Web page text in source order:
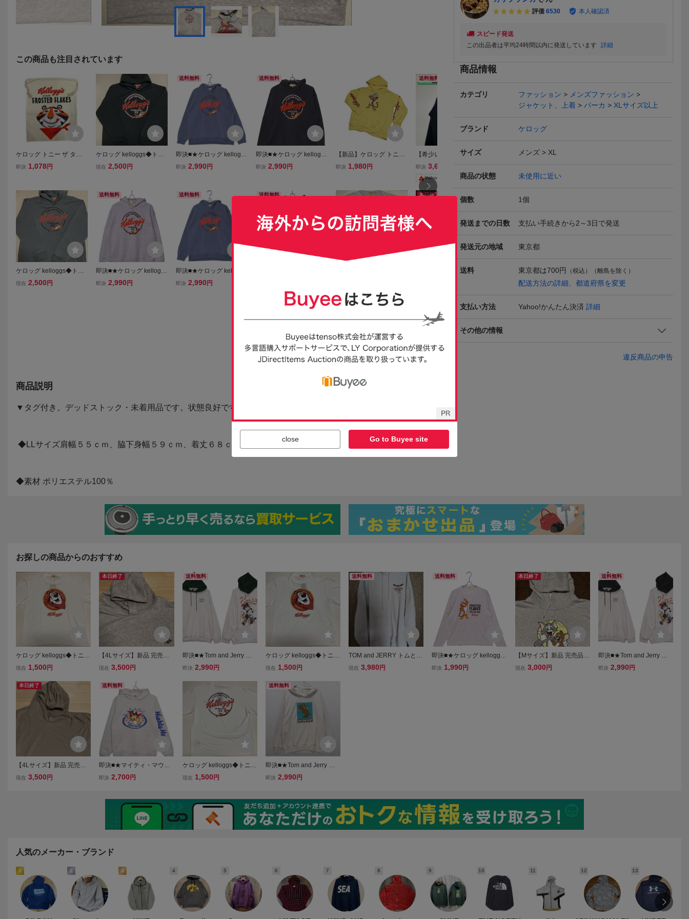
この商品も注目されています
ケロッグ トニー ザ タイ
ガー巾着袋 / 道具袋 Kello
即決 1,078円
ケロッグ kelloggs◆トニ
ータイガー裏起毛プルオ
現在 2,500 円
ケロッグ kelloggs◆トニ
ータイガー◎裏起毛プル
イズ◆スミクロ◇長期保
管・未着用◇タグ付き
現在 2,500 円
送料無料
即決■★ケロッグ kelloggs
★■パーカー SIZE=L
即決 2,990 円
送料無料
即決■★ケロッグ kelloggs
★■パーカー SIZE=L
即決 2,990 円
送料無料
即決■★ケロッグ kelloggs
★■パーカー：SIZE=LL
即決 2,990 円
送料無料
即決■★ケロッグ kelloggs
★■パーカー：SIZE=LL
即決 2,990 円
送料無料
【新品】ケロッグ トニー
ザ タイガー パーカー 長
ニー タイガー パーカ 男
即決 1,980 円
イズ●ビッグフェイス◆グ
レー◇長期保管未着用◇
送料無料
【希少レア】ケロッグ ビ
ッグプリント ロゴトニ
ー・ザ・タイガー プルオ
ーバー パーカー S 裏起
毛 春秋冬
即決 3,600
Yahoo!フリマ
本日終了
【Mサイズ】新品 ケロッ
定 /ミルクボーイ
【LLサイズ】新品 完売品
tom and jerry 映画 アメコ
【Lサイズ】新品 完売品
トムとジェリー パーカー
ス品 ワッペン トムジェリ
3,000円
ケロッグ kelloggs◆トニ
ータイガーTシャツ ◆TO
NY THE TIGER◆Lサ
レー◇長期保管未着用◇
現在 1,600円
評価 6530 本人確認済
スピード発送
この出品者は平均24時間以内に発送しています
詳細
商品情報
カテゴリ ファッション
メンズファッション
ジャケット、上着
パーカ XLサイズ以上
ブランド ケロッグ
サイズ メンズ XL
商品の状態 未使用に近い
個数 1個
発送までの日数 支払い手続きから2～3日で発送
発送元の地域 東京都
送料 東京都は700円 （税込）（離島を除く）
配送方法の詳細、都道府県を変更
支払い方法 Yahoo!かんたん決済 詳細
その他の情報
違反商品の申告
商品説明
お探しの商品からのおすすめ
ケロッグ kelloggs◆トニー
タイガーTシャツ ◆TONY
●ビッグフェイス◆白◇長
期保管未着用◇タグ付●UV
カット有
現在 1,500 円
本日終了
【4Lサイズ】新品 完売品
トムとジェリー パーカー t
タグ付き 正規ライセンス
品 フェイス 刺繍入りトム
ジェリd
現在 3,500 円
送料無料
即決■★Tom and Jerry ト
ムとジェリー★■パーカ
即決 2,990 円
ケロッグ kelloggs◆トニー
タイガーTシャツ ◆TONY
ビッグフェイス◆白◇長期
保管未着用◇タグ付●UVカ
現在 1,500 円
送料無料
TOM and JERRY トムとジ
ェリー パーカー グレー プ
現在 3,980 円
送料無料
即決■★ケロッグ kelloggs
★■ロンTシャツ：SIZE=LL
即決 1,990 円
本日終了
【Mサイズ】新品 完売品
トムとジェリー パーカー t
現在 3,000 円
送料無料
即決■★Tom and Jerry ト
ムとジェリー★■パーカ
即決 2,990 円
本日終了
【4Lサイズ】新品 完売品
トムとジェリー パーカー t
現在 3,500円
送料無料
即決■★マイティ・マウ
ス Mighty Mouse★■パー
即決 2,700円
ケロッグ kelloggs◆トニー
タイガーTシャツ ◆TONY
◇長期保管・デッドストッ
ク・未着用
現在 1,500円
送料無料
即決■★Tom and Jerry ト
ムとジェリー★■パーカー/
即決 2,990円
人気のメーカー・ブランド
1 2 3 4 5 6 7 8 9 10 11 12 13
close Go to Buyee site